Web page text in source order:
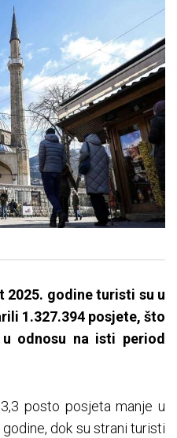
2025. godine turisti su u
1.327.394 posjete, što
u odnosu na isti period
posto posjeta manje u
dok su strani turisti